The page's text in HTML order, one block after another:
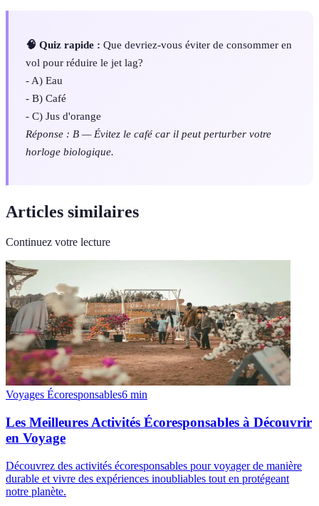
🧠 Quiz rapide : Que devriez-vous éviter de consommer en
vol pour réduire le jet lag?
- A) Eau
- B) Café
- C) Jus d'orange
Réponse : B — Évitez le café car il peut perturber votre
horloge biologique.
Articles similaires
Continuez votre lecture
Voyages Écoresponsables6 min
Les Meilleures Activités Écoresponsables à Découvrir
en Voyage
Découvrez des activités écoresponsables pour voyager de manière
durable et vivre des expériences inoubliables tout en protégeant
notre planète.